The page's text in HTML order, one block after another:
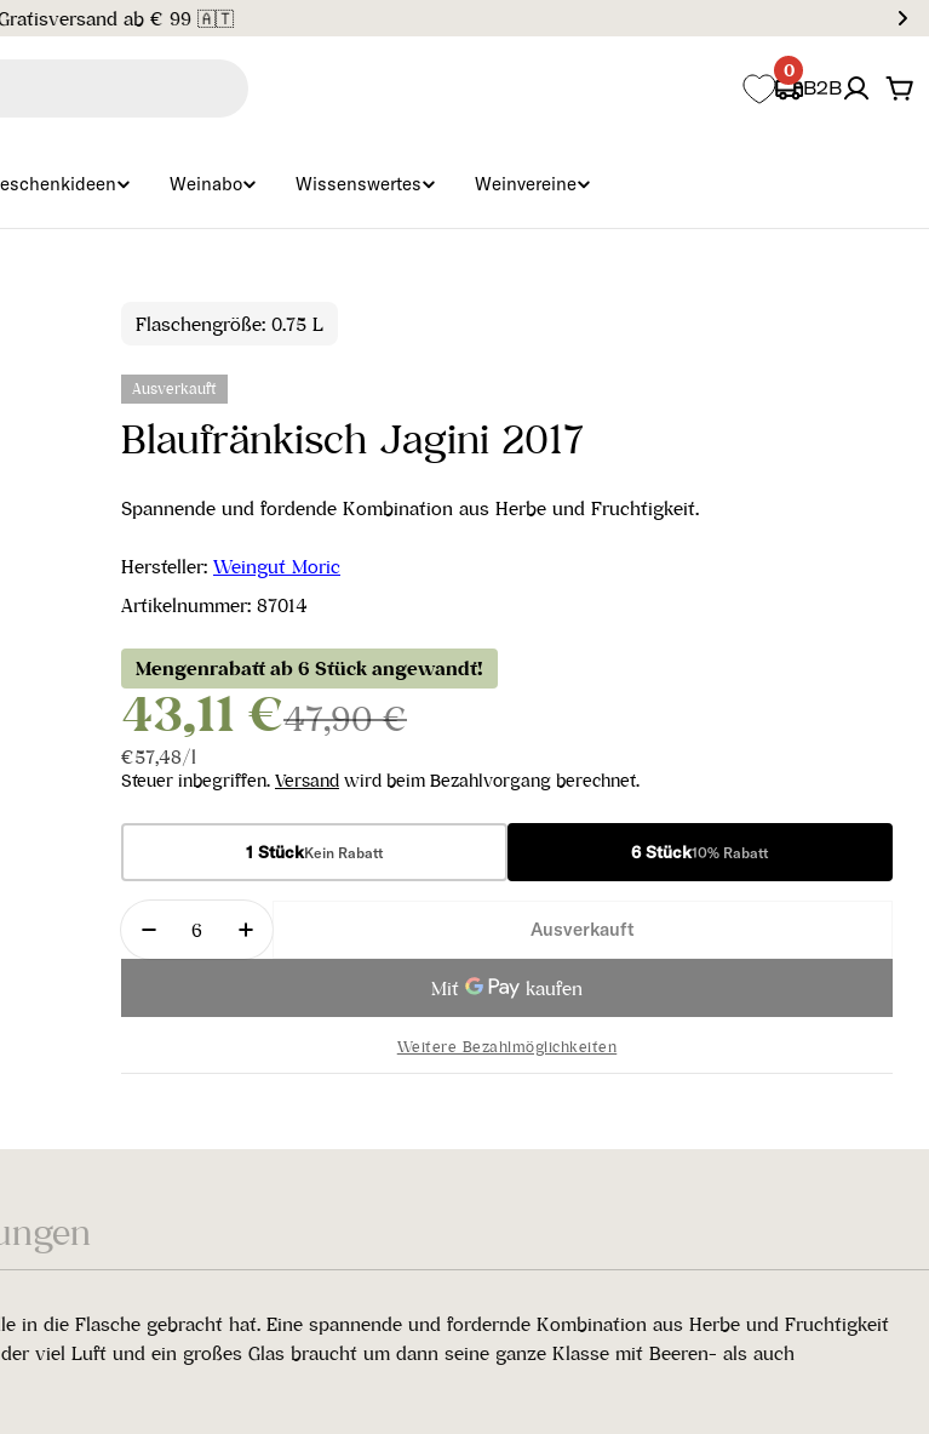
ab € 99 🇦🇹
0
B2B
Weinabo Wissenswertes Weinvereine
Flaschengröße: 0.75 L
Ausverkauft
Blaufränkisch Jagini 2017
Spannende und fordende Kombination aus Herbe und Fruchtigkeit.
Hersteller: Weingut Moric
Artikelnummer: 87014
Mengenrabatt ab 6 Stück angewandt!
43,11 €47,90 €
Stückpreis
€57,48/pro
l
Steuer inbegriffen. Versand wird beim Bezahlvorgang berechnet.
1 StückKein Rabatt 6 Stück10% Rabatt
Menge
Menge für Blaufränkisch Jagini 2017 verringern
Menge für Blaufränkisch Jagini 2017 erhöhen
Ausverkauft
Weitere Bezahlmöglichkeiten
in die Flasche gebracht hat. Eine spannende und fordernde Kombination aus Herbe und Fruchtigkeit
viel Luft und ein großes Glas braucht um dann seine ganze Klasse mit Beeren- als auch